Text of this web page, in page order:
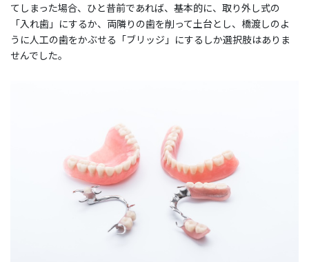
てしまった場合、ひと昔前であれば、基本的に、取り外し式の
「入れ歯」にするか、両隣りの歯を削って土台とし、橋渡しのよ
うに人工の歯をかぶせる「ブリッジ」にするしか選択肢はありま
せんでした。